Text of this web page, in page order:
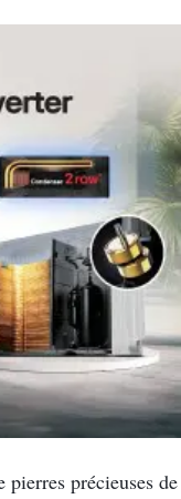
précieuses de